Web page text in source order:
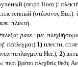
(σειρή Hom.): πλεκτὴ
(στέφανος Eur.):
πλεκτή.
pass.: fut.
πέπλεγμαι) 1)плести,
πεπλαγμένα Her.); 2)
περὶ βρέτει πλεχθεὶς θεᾶς